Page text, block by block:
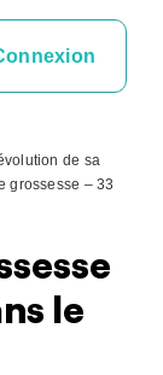
de sa
grossesse – 33
le